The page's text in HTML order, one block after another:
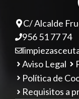
C/ Alcalde
956 51 77 74
Aviso Legal
Política de
Requisitos a